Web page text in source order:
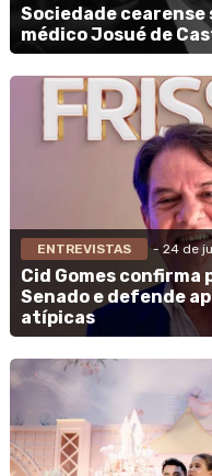
Sociedade cearense
médico Josué de
ENTREVISTAS - 24 de
Cid Gomes
Senado e defende
atípicas